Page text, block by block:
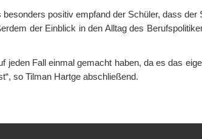
positiv empfand der Schüler, dass der
der Einblick in den Alltag des
Fall einmal gemacht haben, da es das
so Tilman Hartge abschließend.